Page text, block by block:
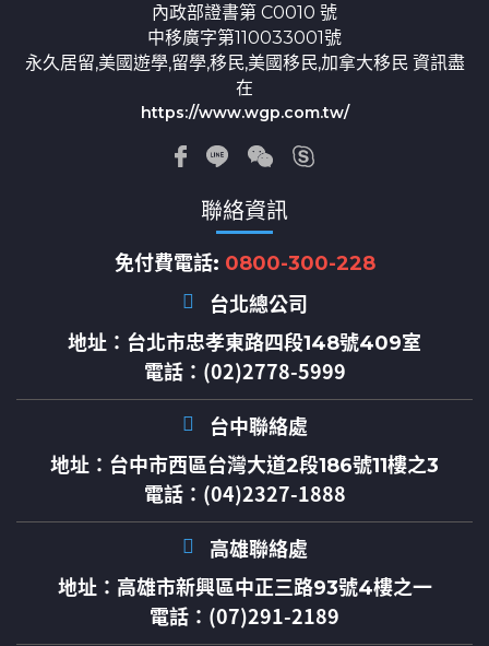
內政部證書第 C0010 號
中移廣字第110033001號
永久居留,美國遊學,留學,移民,美國移民,加拿大移民 資訊盡
在
https://www.wgp.com.tw/
聯絡資訊
免付費電話: 0800-300-228
台北總公司
地址： 台北市忠孝東路四段148號409室
電話：(02)2778-5999
台中聯絡處
地址： 台中市西區台灣大道2段186號11樓之3
電話：(04)2327-1888
高雄聯絡處
地址： 高雄市新興區中正三路93號4樓之一
電話：(07)291-2189